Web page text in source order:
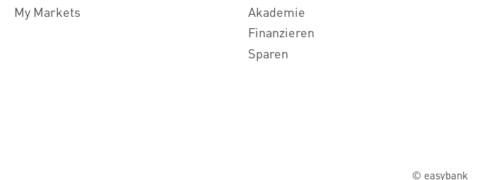
My Markets
Akademie
Finanzieren
Sparen
© easybank